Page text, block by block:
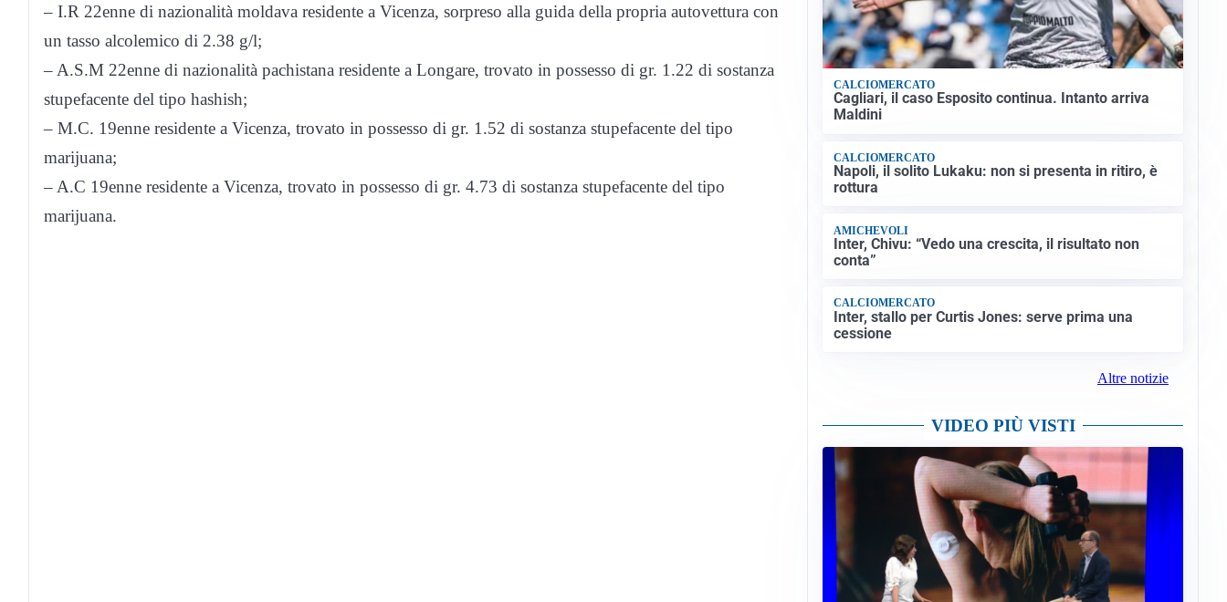
– I.R 22enne di nazionalità moldava residente a Vicenza, sorpreso alla guida della propria autovettura con
un tasso alcolemico di 2.38 g/l;
– A.S.M 22enne di nazionalità pachistana residente a Longare, trovato in possesso di gr. 1.22 di sostanza
stupefacente del tipo hashish;
– M.C. 19enne residente a Vicenza, trovato in possesso di gr. 1.52 di sostanza stupefacente del tipo
marijuana;
– A.C 19enne residente a Vicenza, trovato in possesso di gr. 4.73 di sostanza stupefacente del tipo
marijuana.
CALCIOMERCATO
Cagliari, il caso Esposito continua. Intanto arriva
Maldini
CALCIOMERCATO
Napoli, il solito Lukaku: non si presenta in ritiro, è
rottura
AMICHEVOLI
Inter, Chivu: “Vedo una crescita, il risultato non
conta”
CALCIOMERCATO
Inter, stallo per Curtis Jones: serve prima una
cessione
Altre notizie
VIDEO PIÙ VISTI